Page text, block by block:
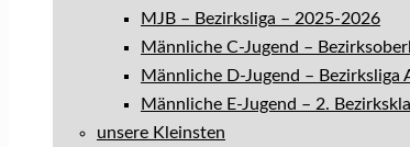
MJB – Bezirksliga – 2025-2026
Männliche C-Jugend –
Männliche D-Jugend – Bezirksliga
Männliche E-Jugend – 2.
unsere Kleinsten